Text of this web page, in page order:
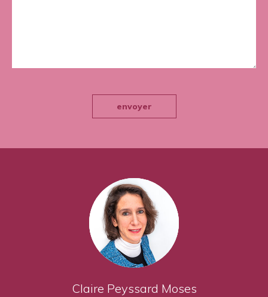
envoyer
Claire Peyssard Moses